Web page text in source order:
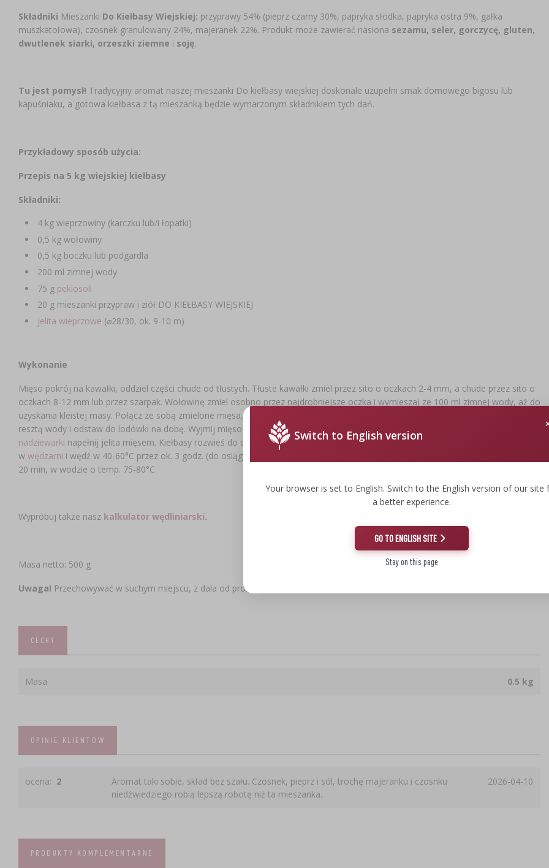
Składniki Mieszanki Do Kiełbasy Wiejskiej: przyprawy 54% (pieprz czarny 30%, papryka słodka, papryka ostra 9%, gałka
muszkatołowa), czosnek granulowany 24%, majeranek 22%. Produkt może zawierać nasiona sezamu, seler, gorczycę, gluten,
dwutlenek siarki, orzeszki ziemne i soję.
Tu jest pomysł! Tradycyjny aromat naszej mieszanki Do kiełbasy wiejskiej doskonale uzupełni smak domowego bigosu lub
kapuśniaku, a gotowa kiełbasa z tą mieszanką będzie wymarzonym składnikiem tych dań.
Przykładowy sposób użycia:
Przepis na 5 kg wiejskiej kiełbasy
Składniki:
4 kg wieprzowiny (karczku lub/i łopatki)
0,5 kg wołowiny
0,5 kg boczku lub podgardla
200 ml zimnej wody
75 g peklosoli
20 g mieszanki przypraw i ziół DO KIEŁBASY WIEJSKIEJ
jelita wieprzowe (⌀28/30, ok. 9-10 m)
Wykonanie
Mięso pokrój na kawałki, oddziel części chude od tłustych. Tłuste kawałki zmiel przez sito o oczkach 2-4 mm, a chude przez sito o
oczkach 8-12 mm lub przez szarpak. Wołowinę zmiel osobno przez najdrobniejsze oczka i wymieszaj ze 100 ml zimnej wody, aż do
uzyskania kleistej masy. Połącz ze sobą zmielone mięsa, dodaj peklosól oraz mieszankę ziół i przypraw. Całość dokładnie wyrób z
resztą wody i odstaw do lodówki na dobę. Wyjmij mięso - mniej więcej godzinę przed formowaniem kiełbas. Przy użyciu
nadziewarki napełnij jelita mięsem. Kiełbasy rozwieś do osuszenia w temp. pokojowej na kilka godz. Dobrze osuszone, umieść
w wędzarni i wędź w 40-60°C przez ok. 3 godz. (do osiągnięcia delikatnie brązowej barwy). Po wędzeniu, kiełbasę parz przez ok.18-
20 min, w wodzie o temp. 75-80°C.
Wypróbuj także nasz kalkulator wędliniarski.
Masa netto: 500 g
Uwaga! Przechowywać w suchym miejscu, z dala od promieni UV.
CECHY
Masa 0.5 kg
OPINIE KLIENTÓW
ocena: 2
Aromat taki sobie, skład bez szału. Czosnek, pieprz i sól, trochę majeranku i czosnku
niedźwiedziego robią lepszą robotę niż ta mieszanka.
2026-04-10
PRODUKTY KOMPLEMENTARNE
Switch to English version
Your browser is set to English. Switch to the English version of our site
a better experience.
GO TO ENGLISH SITE
Stay on this page